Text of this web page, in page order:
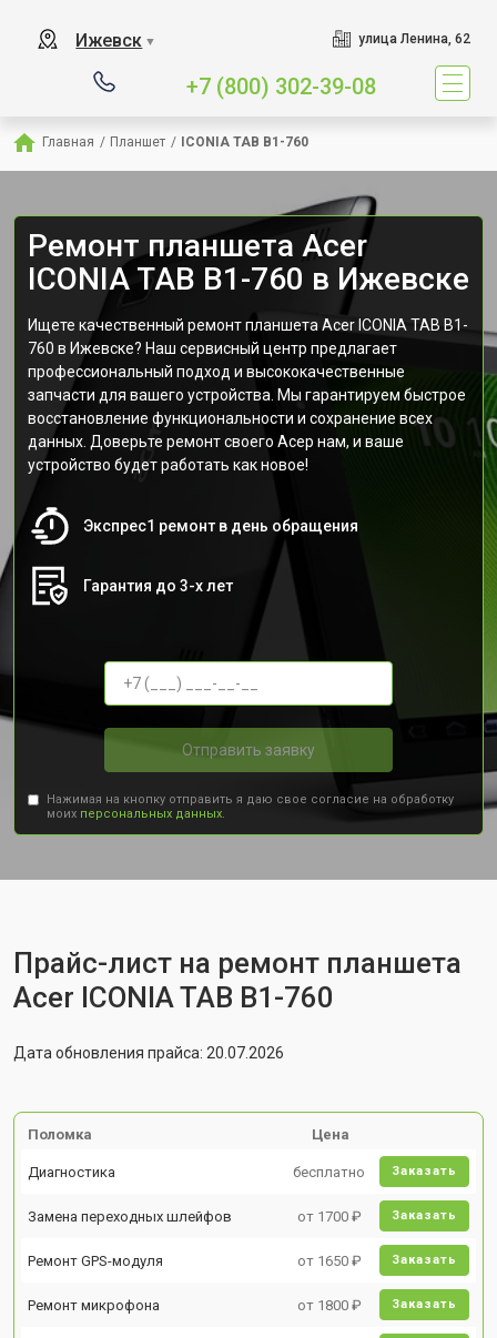
Ижевск ▼ улица Ленина, 62
+7 (800) 302-39-08
Главная / Планшет / ICONIA TAB B1-760
Ремонт планшета Acer
ICONIA TAB B1-760 в Ижевске
Ищете качественный ремонт планшета Acer ICONIA TAB B1-
760 в Ижевске? Наш сервисный центр предлагает
профессиональный подход и высококачественные
запчасти для вашего устройства. Мы гарантируем быстрое
восстановление функциональности и сохранение всех
данных. Доверьте ремонт своего Асер нам, и ваше
устройство будет работать как новое!
Экспрес1 ремонт в день обращения
Гарантия до 3-х лет
Отправить заявку
Нажимая на кнопку отправить я даю свое согласие на обработку
моих персональных данных.
Прайс-лист на ремонт планшета
Acer ICONIA TAB B1-760
Дата обновления прайса: 20.07.2026
Поломка Цена
Диагностика бесплатно Заказать
Замена переходных шлейфов от 1700 ₽ Заказать
Ремонт GPS-модуля от 1650 ₽ Заказать
Ремонт микрофона от 1800 ₽ Заказать